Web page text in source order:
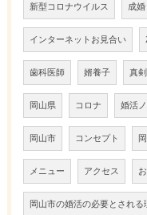
新型コロナウイルス 成婚
インターネットお見合い
歯科医師 婿養子 真
岡山県 コロナ 婚活
岡山市 コンセプト
メニュー アクセス
岡山市の婚活の必要とされる